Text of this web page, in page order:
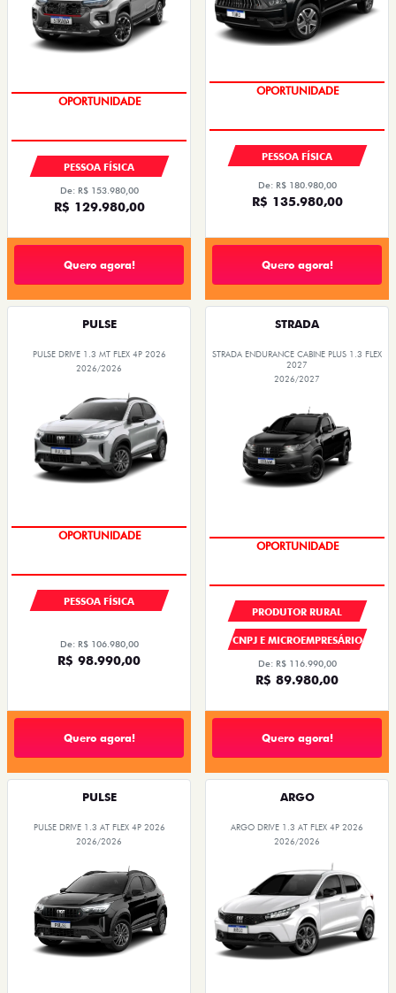
OPORTUNIDADE
PESSOA FÍSICA
De: R$ 153.980,00
R$ 129.980,00
Quero agora!
OPORTUNIDADE
PESSOA FÍSICA
De: R$ 180.980,00
R$ 135.980,00
Quero agora!
PULSE
PULSE DRIVE 1.3 MT FLEX 4P 2026
2026/2026
OPORTUNIDADE
PESSOA FÍSICA
De: R$ 106.980,00
R$ 98.990,00
Quero agora!
STRADA
STRADA ENDURANCE CABINE PLUS 1.3 FLEX
2027
2026/2027
OPORTUNIDADE
PRODUTOR RURAL
CNPJ E MICROEMPRESÁRIO
De: R$ 116.990,00
R$ 89.980,00
Quero agora!
PULSE
PULSE DRIVE 1.3 AT FLEX 4P 2026
2026/2026
ARGO
ARGO DRIVE 1.3 AT FLEX 4P 2026
2026/2026